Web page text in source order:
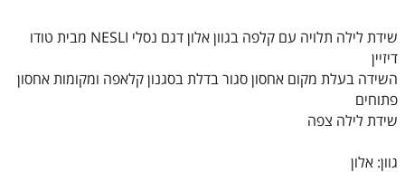
שידת לילה תלויה עם קלפה בגוון אלון דגם נסלי NESLI מבית טודו
דיזיין
השידה בעלת מקום אחסון סגור בדלת בסגנון קלאפה ומקומות אחסון
פתוחים
שידת לילה צפה
גוון: אלון